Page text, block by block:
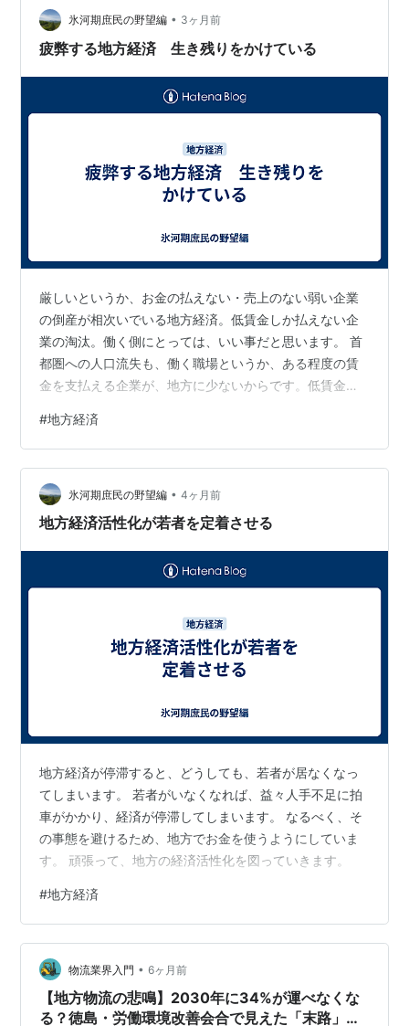
氷河期庶民の野望編 • 3ヶ月前
疲弊する地方経済 生き残りをかけている
厳しいというか、お金の払えない・売上のない弱い企業
の倒産が相次いでいる地方経済。低賃金しか払えない企
業の淘汰。働く側にとっては、いい事だと思います。 首
都圏への人口流失も、働く職場というか、ある程度の賃
金を支払える企業が、地方に少ないからです。低賃金で
わってきました。ある程度の賃金を、支払える企業しか
残れなくなってきました。 そういうところから、賃金を
あげて、水準をあげて、人口流失をとめないと、本当の
地方復活はないと思っています。 疲弊しながら、次のス
テップに移行している地方。今が苦しい時です。
#地方経済
氷河期庶民の野望編 • 4ヶ月前
地方経済活性化が若者を定着させる
地方経済が停滞すると、どうしても、若者が居なくなっ
てしまいます。 若者がいなくなれば、益々人手不足に拍
車がかかり、経済が停滞してしまいます。 なるべく、そ
の事態を避けるため、地方でお金を使うようにしていま
す。 頑張って、地方の経済活性化を図っていきます。
#地方経済
物流業界入門 • 6ヶ月前
【地方物流の悲鳴】2030年に34%が運べなくな
る？徳島・労働環境改善会合で見えた「末路」と